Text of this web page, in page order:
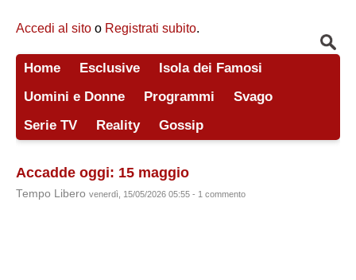
Accedi al sito o Registrati subito.
Home Esclusive
Isola dei Famosi
Uomini e Donne
Programmi
Svago
Serie TV
Reality Gossip
Accadde oggi: 15 maggio
Tempo Libero venerdì, 15/05/2026 05:55 - 1 commento